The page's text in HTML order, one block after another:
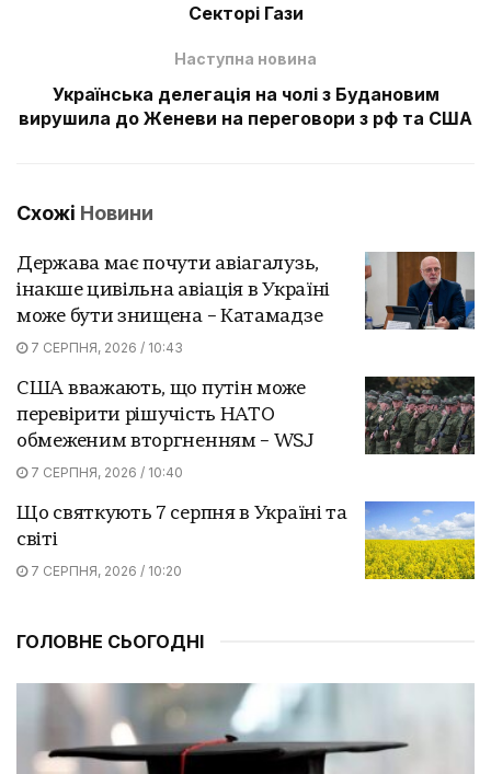
Секторі Гази
Наступна новина
Українська делегація на чолі з Будановим
вирушила до Женеви на переговори з рф та США
Схожі Новини
Держава має почути авіагалузь,
інакше цивільна авіація в Україні
може бути знищена – Катамадзе
7 СЕРПНЯ, 2026 / 10:43
США вважають, що путін може
перевірити рішучість НАТО
обмеженим вторгненням – WSJ
7 СЕРПНЯ, 2026 / 10:40
Що святкують 7 серпня в Україні та
світі
7 СЕРПНЯ, 2026 / 10:20
ГОЛОВНЕ СЬОГОДНІ